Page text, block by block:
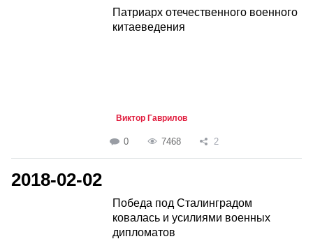
Патриарх отечественного военного
китаеведения
Виктор Гаврилов
0 7468 2
2018-02-02
Победа под Сталинградом
ковалась и усилиями военных
дипломатов